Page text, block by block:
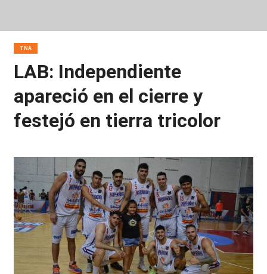
TNA
LAB: Independiente
apareció en el cierre y
festejó en tierra tricolor